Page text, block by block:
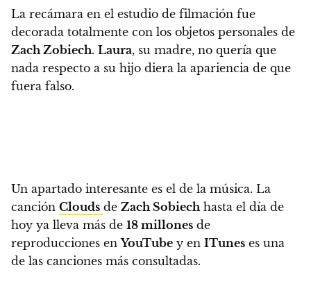
La recámara en el estudio de filmación fue
decorada totalmente con los objetos personales de
Zach Zobiech. Laura, su madre, no quería que
nada respecto a su hijo diera la apariencia de que
fuera falso.
Un apartado interesante es el de la música. La
canción Clouds de Zach Sobiechhasta el día de
hoy ya lleva más de 18 millones de
reproducciones enYouTube y en ITunes es una
de las canciones más consultadas.